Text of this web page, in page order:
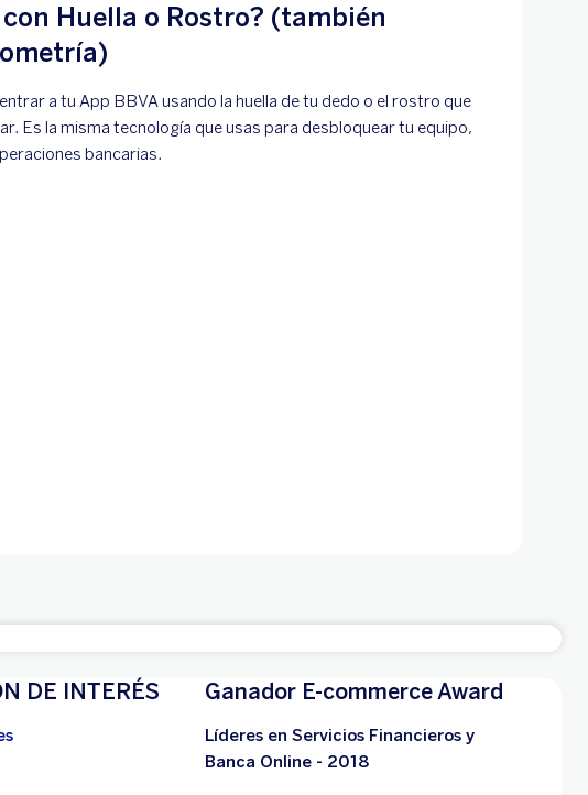
con Huella o Rostro? (también
a tu App BBVA usando la huella de tu dedo o el rostro que
Es la misma tecnología que usas para desbloquear tu equipo,
bancarias.
DE INTERÉS Ganador E-commerce Award
Líderes en Servicios Financieros y
Banca Online - 2018